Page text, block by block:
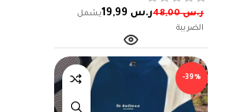
ر.س48,00 ر.س
-39%